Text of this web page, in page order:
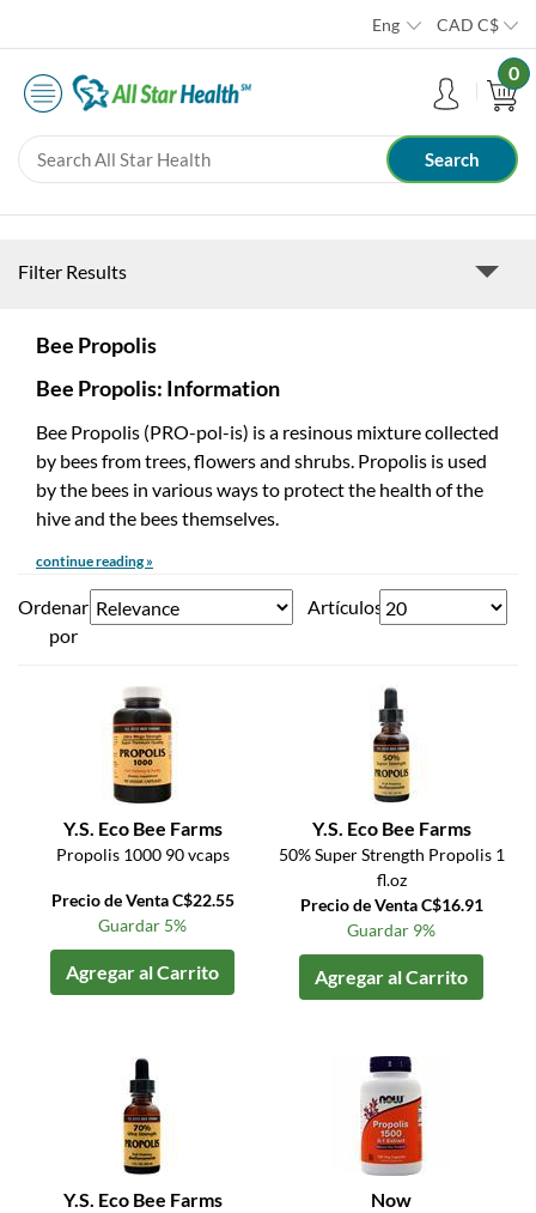
Eng CAD C$
0
Filter Results
Bee Propolis
Bee Propolis: Information
Bee Propolis (PRO-pol-is) is a resinous mixture collected
by bees from trees, flowers and shrubs. Propolis is used
by the bees in various ways to protect the health of the
hive and the bees themselves.
continue reading »
Ordenar
por
Artículos
Y.S. Eco Bee Farms
Propolis 1000 90 vcaps
Precio de Venta C$22.55
Guardar 5%
Agregar al Carrito
Y.S. Eco Bee Farms
50% Super Strength Propolis 1
fl.oz
Precio de Venta C$16.91
Guardar 9%
Agregar al Carrito
Y.S. Eco Bee Farms Now